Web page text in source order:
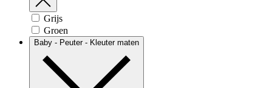
Grijs
Groen
Baby - Peuter - Kleuter maten